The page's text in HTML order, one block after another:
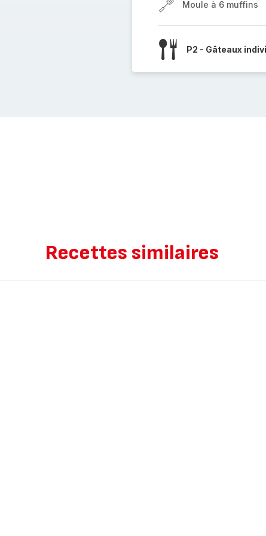
Moule à 6 muffins
P2 - Gâteaux
Recettes similaires